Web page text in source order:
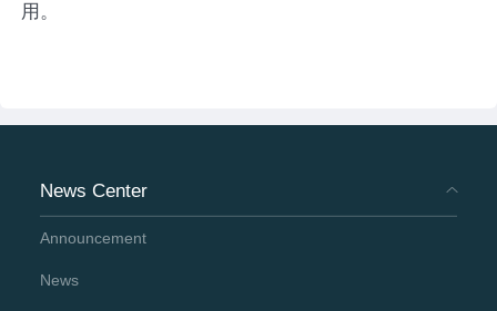
用。‍
News Center
Announcement
News